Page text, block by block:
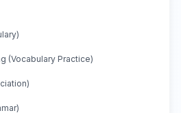
(Vocabulary Practice)